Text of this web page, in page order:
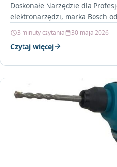
Doskonałe Narzędzie dla
elektronarzędzi, marka Bosch
3 minuty czytania 30 maja 2026
Czytaj więcej